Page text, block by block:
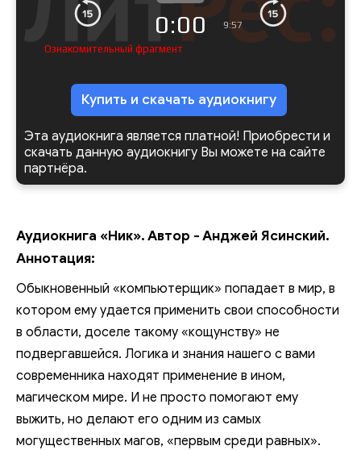
0:00 9:57
Ознакомительный фрагмент
Купить и скачать аудиокнигу
Эта аудиокнига является платной! Приобрести и
скачать данную аудиокнигу Вы можете на сайте
партнёра.
Аудиокнига «Ник». Автор - Анджей Ясинский.
Аннотация:
Обыкновенный «компьютерщик» попадает в мир, в
котором ему удается применить свои способности
в области, доселе такому «кощунству» не
подвергавшейся. Логика и знания нашего с вами
современника находят применение в ином,
магическом мире. И не просто помогают ему
выжить, но делают его одним из самых
могущественных магов, «первым среди равных».